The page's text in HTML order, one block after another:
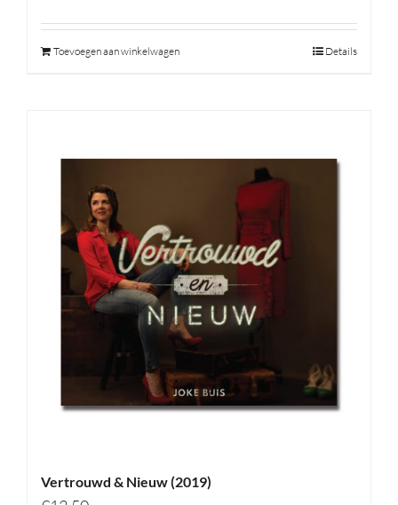
Toevoegen aan winkelwagen Details
Vertrouwd & Nieuw (2019)